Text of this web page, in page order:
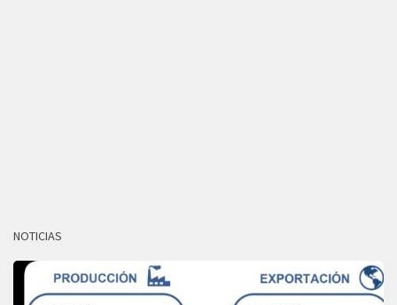
NOTICIAS